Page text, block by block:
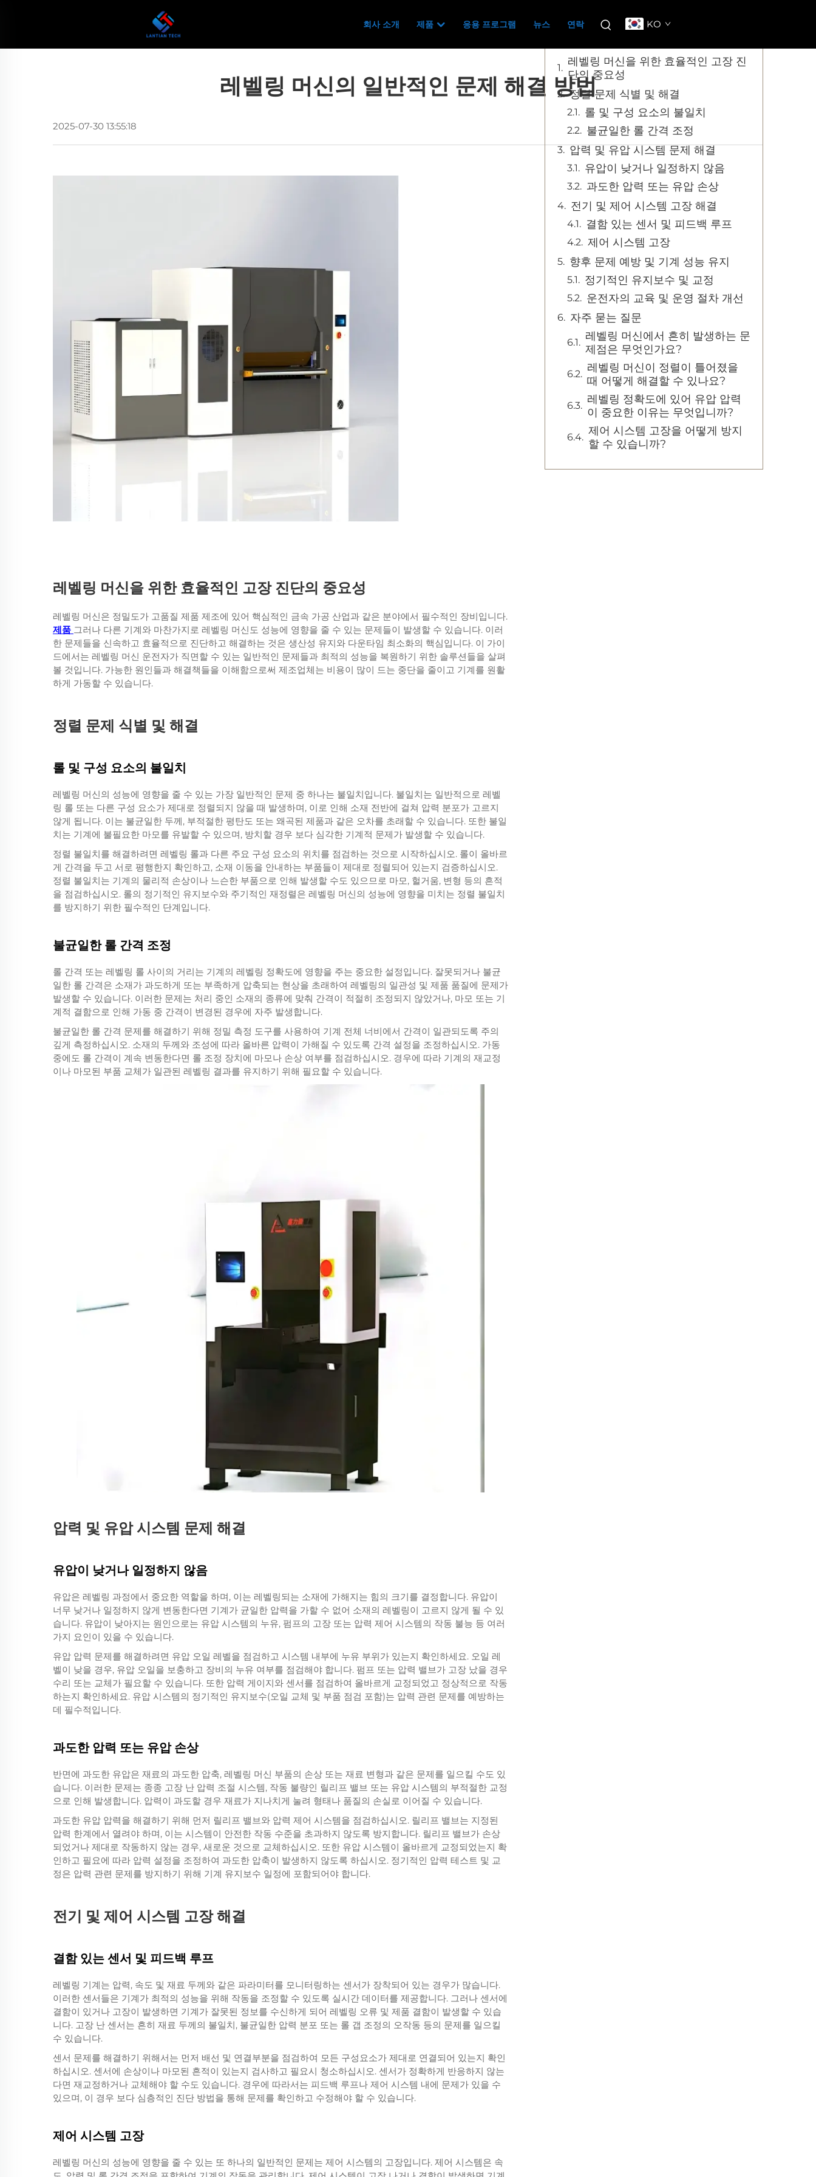
회사 소개 제품 응용 프로그램 뉴스 연락 KO
레벨링 머신의 일반적인 문제 해결 방법
2025-07-30 13:55:18
레벨링 머신을 위한 효율적인 고장 진단의 중요성
레벨링 머신은 정밀도가 고품질 제품 제조에 있어 핵심적인 금속 가공 산업과 같은 분야에서 필수적인 장비입니다.
제품 그러나 다른 기계와 마찬가지로 레벨링 머신도 성능에 영향을 줄 수 있는 문제들이 발생할 수 있습니다. 이러
한 문제들을 신속하고 효율적으로 진단하고 해결하는 것은 생산성 유지와 다운타임 최소화의 핵심입니다. 이 가이
드에서는 레벨링 머신 운전자가 직면할 수 있는 일반적인 문제들과 최적의 성능을 복원하기 위한 솔루션들을 살펴
볼 것입니다. 가능한 원인들과 해결책들을 이해함으로써 제조업체는 비용이 많이 드는 중단을 줄이고 기계를 원활
하게 가동할 수 있습니다.
정렬 문제 식별 및 해결
롤 및 구성 요소의 불일치
레벨링 머신의 성능에 영향을 줄 수 있는 가장 일반적인 문제 중 하나는 불일치입니다. 불일치는 일반적으로 레벨
링 롤 또는 다른 구성 요소가 제대로 정렬되지 않을 때 발생하며, 이로 인해 소재 전반에 걸쳐 압력 분포가 고르지
않게 됩니다. 이는 불균일한 두께, 부적절한 평탄도 또는 왜곡된 제품과 같은 오차를 초래할 수 있습니다. 또한 불일
치는 기계에 불필요한 마모를 유발할 수 있으며, 방치할 경우 보다 심각한 기계적 문제가 발생할 수 있습니다.
정렬 불일치를 해결하려면 레벨링 롤과 다른 주요 구성 요소의 위치를 점검하는 것으로 시작하십시오. 롤이 올바르
게 간격을 두고 서로 평행한지 확인하고, 소재 이동을 안내하는 부품들이 제대로 정렬되어 있는지 검증하십시오.
정렬 불일치는 기계의 물리적 손상이나 느슨한 부품으로 인해 발생할 수도 있으므로 마모, 헐거움, 변형 등의 흔적
을 점검하십시오. 롤의 정기적인 유지보수와 주기적인 재정렬은 레벨링 머신의 성능에 영향을 미치는 정렬 불일치
를 방지하기 위한 필수적인 단계입니다.
불균일한 롤 간격 조정
롤 간격 또는 레벨링 롤 사이의 거리는 기계의 레벨링 정확도에 영향을 주는 중요한 설정입니다. 잘못되거나 불균
일한 롤 간격은 소재가 과도하게 또는 부족하게 압축되는 현상을 초래하여 레벨링의 일관성 및 제품 품질에 문제가
발생할 수 있습니다. 이러한 문제는 처리 중인 소재의 종류에 맞춰 간격이 적절히 조정되지 않았거나, 마모 또는 기
계적 결함으로 인해 가동 중 간격이 변경된 경우에 자주 발생합니다.
불균일한 롤 간격 문제를 해결하기 위해 정밀 측정 도구를 사용하여 기계 전체 너비에서 간격이 일관되도록 주의
깊게 측정하십시오. 소재의 두께와 조성에 따라 올바른 압력이 가해질 수 있도록 간격 설정을 조정하십시오. 가동
중에도 롤 간격이 계속 변동한다면 롤 조정 장치에 마모나 손상 여부를 점검하십시오. 경우에 따라 기계의 재교정
이나 마모된 부품 교체가 일관된 레벨링 결과를 유지하기 위해 필요할 수 있습니다.
압력 및 유압 시스템 문제 해결
유압이 낮거나 일정하지 않음
유압은 레벨링 과정에서 중요한 역할을 하며, 이는 레벨링되는 소재에 가해지는 힘의 크기를 결정합니다. 유압이
너무 낮거나 일정하지 않게 변동한다면 기계가 균일한 압력을 가할 수 없어 소재의 레벨링이 고르지 않게 될 수 있
습니다. 유압이 낮아지는 원인으로는 유압 시스템의 누유, 펌프의 고장 또는 압력 제어 시스템의 작동 불능 등 여러
가지 요인이 있을 수 있습니다.
유압 압력 문제를 해결하려면 유압 오일 레벨을 점검하고 시스템 내부에 누유 부위가 있는지 확인하세요. 오일 레
벨이 낮을 경우, 유압 오일을 보충하고 장비의 누유 여부를 점검해야 합니다. 펌프 또는 압력 밸브가 고장 났을 경우
수리 또는 교체가 필요할 수 있습니다. 또한 압력 게이지와 센서를 점검하여 올바르게 교정되었고 정상적으로 작동
하는지 확인하세요. 유압 시스템의 정기적인 유지보수(오일 교체 및 부품 점검 포함)는 압력 관련 문제를 예방하는
데 필수적입니다.
과도한 압력 또는 유압 손상
반면에 과도한 유압은 재료의 과도한 압축, 레벨링 머신 부품의 손상 또는 재료 변형과 같은 문제를 일으킬 수도 있
습니다. 이러한 문제는 종종 고장 난 압력 조절 시스템, 작동 불량인 릴리프 밸브 또는 유압 시스템의 부적절한 교정
으로 인해 발생합니다. 압력이 과도할 경우 재료가 지나치게 눌려 형태나 품질의 손실로 이어질 수 있습니다.
과도한 유압 압력을 해결하기 위해 먼저 릴리프 밸브와 압력 제어 시스템을 점검하십시오. 릴리프 밸브는 지정된
압력 한계에서 열려야 하며, 이는 시스템이 안전한 작동 수준을 초과하지 않도록 방지합니다. 릴리프 밸브가 손상
되었거나 제대로 작동하지 않는 경우, 새로운 것으로 교체하십시오. 또한 유압 시스템이 올바르게 교정되었는지 확
인하고 필요에 따라 압력 설정을 조정하여 과도한 압축이 발생하지 않도록 하십시오. 정기적인 압력 테스트 및 교
정은 압력 관련 문제를 방지하기 위해 기계 유지보수 일정에 포함되어야 합니다.
전기 및 제어 시스템 고장 해결
결함 있는 센서 및 피드백 루프
레벨링 기계는 압력, 속도 및 재료 두께와 같은 파라미터를 모니터링하는 센서가 장착되어 있는 경우가 많습니다.
이러한 센서들은 기계가 최적의 성능을 위해 작동을 조정할 수 있도록 실시간 데이터를 제공합니다. 그러나 센서에
결함이 있거나 고장이 발생하면 기계가 잘못된 정보를 수신하게 되어 레벨링 오류 및 제품 결함이 발생할 수 있습
니다. 고장 난 센서는 흔히 재료 두께의 불일치, 불균일한 압력 분포 또는 롤 갭 조정의 오작동 등의 문제를 일으킬
수 있습니다.
센서 문제를 해결하기 위해서는 먼저 배선 및 연결부분을 점검하여 모든 구성요소가 제대로 연결되어 있는지 확인
하십시오. 센서에 손상이나 마모된 흔적이 있는지 검사하고 필요시 청소하십시오. 센서가 정확하게 반응하지 않는
다면 재교정하거나 교체해야 할 수도 있습니다. 경우에 따라서는 피드백 루프나 제어 시스템 내에 문제가 있을 수
있으며, 이 경우 보다 심층적인 진단 방법을 통해 문제를 확인하고 수정해야 할 수 있습니다.
제어 시스템 고장
레벨링 머신의 성능에 영향을 줄 수 있는 또 하나의 일반적인 문제는 제어 시스템의 고장입니다. 제어 시스템은 속
목차
레벨링 머신을 위한 효율적인 고장 진
단의 중요성
정렬 문제 식별 및 해결
롤 및 구성 요소의 불일치
불균일한 롤 간격 조정
압력 및 유압 시스템 문제 해결
유압이 낮거나 일정하지 않음
과도한 압력 또는 유압 손상
전기 및 제어 시스템 고장 해결
결함 있는 센서 및 피드백 루프
제어 시스템 고장
향후 문제 예방 및 기계 성능 유지
정기적인 유지보수 및 교정
운전자의 교육 및 운영 절차 개선
자주 묻는 질문
레벨링 머신에서 흔히 발생하는 문
제점은 무엇인가요?
레벨링 머신이 정렬이 틀어졌을
때 어떻게 해결할 수 있나요?
레벨링 정확도에 있어 유압 압력
이 중요한 이유는 무엇입니까?
제어 시스템 고장을 어떻게 방지
할 수 있습니까?